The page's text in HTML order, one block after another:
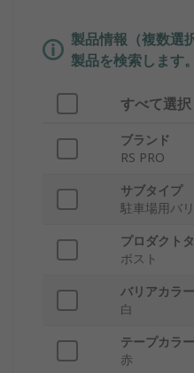
製品情報（複数選
製品を検索します。
すべて選択
ブランド
RS PRO
サブタイプ
駐車場用バ
プロダクト
ポスト
バリアカラ
白
テープカラー
赤